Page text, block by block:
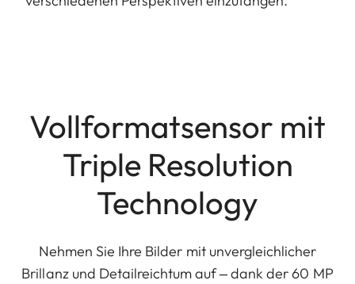
Vollformatsensor mit
Triple Resolution
Technology
Nehmen Sie Ihre Bilder mit unvergleichlicher
Brillanz und Detailreichtum auf ‒ dank der 60 MP